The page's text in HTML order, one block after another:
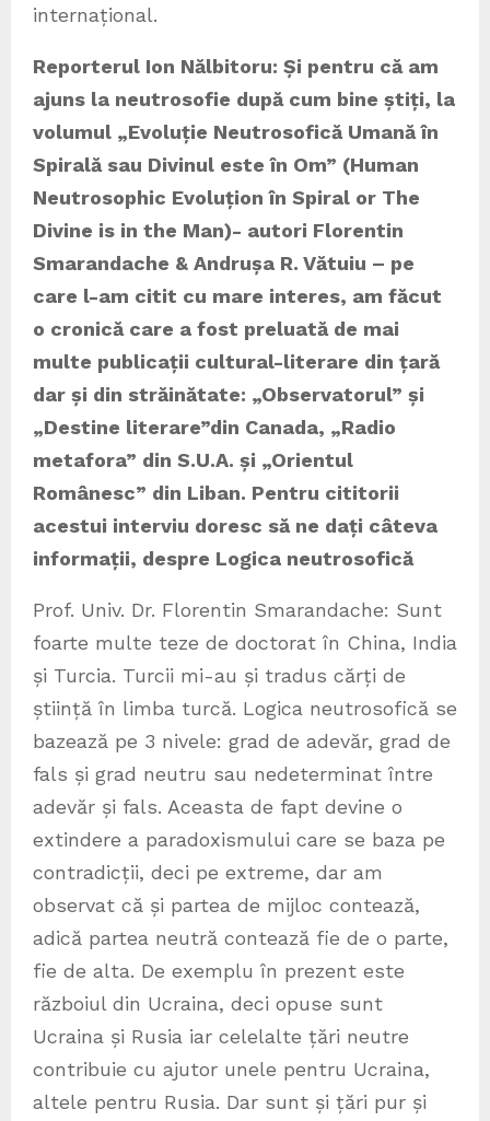
internațional.
Reporterul Ion Nălbitoru: Și pentru că am
ajuns la neutrosofie după cum bine știți, la
volumul „Evoluție Neutrosofică Umană în
Spirală sau Divinul este în Om” (Human
Neutrosophic Evoluțion în Spiral or The
Divine is in the Man)- autori Florentin
Smarandache & Andrușa R. Vătuiu – pe
care l-am citit cu mare interes, am făcut
o cronică care a fost preluată de mai
multe publicații cultural-literare din țară
dar și din străinătate: „Observatorul” și
„Destine literare”din Canada, „Radio
metafora” din S.U.A. și „Orientul
Românesc” din Liban. Pentru cititorii
acestui interviu doresc să ne dați câteva
informații, despre Logica neutrosofică
Prof. Univ. Dr. Florentin Smarandache: Sunt
foarte multe teze de doctorat în China, India
și Turcia. Turcii mi-au și tradus cărți de
știință în limba turcă. Logica neutrosofică se
bazează pe 3 nivele: grad de adevăr, grad de
fals și grad neutru sau nedeterminat între
adevăr și fals. Aceasta de fapt devine o
extindere a paradoxismului care se baza pe
contradicții, deci pe extreme, dar am
observat că și partea de mijloc contează,
adică partea neutră contează fie de o parte,
fie de alta. De exemplu în prezent este
războiul din Ucraina, deci opuse sunt
Ucraina și Rusia iar celelalte țări neutre
contribuie cu ajutor unele pentru Ucraina,
altele pentru Rusia. Dar sunt și țări pur și